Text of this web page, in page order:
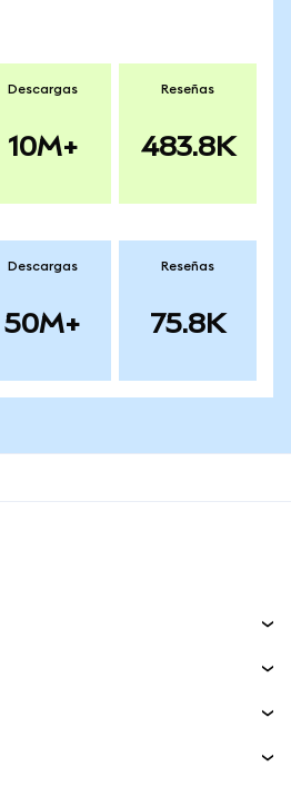
Descargas
10M+
Reseñas
483.8K
Descargas
50M+
Reseñas
75.8K